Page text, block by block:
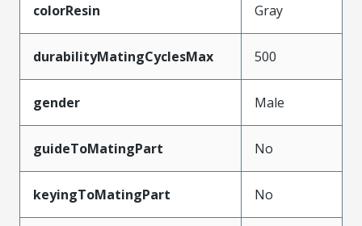
colorResin Gray
durabilityMatingCyclesMax 500
gender Male
guideToMatingPart No
keyingToMatingPart No